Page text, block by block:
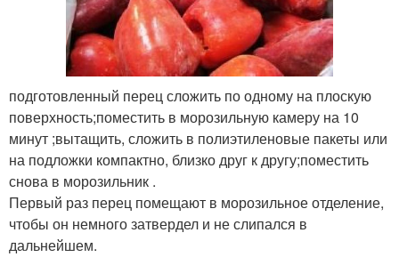
Зеленый перец
Баклажаны для
заморозки
Перец в кастрюле
подготовленный перец сложить по одному на плоскую
поверхность;поместить в морозильную камеру на 10
минут ;вытащить, сложить в полиэтиленовые пакеты или
на подложки компактно, близко друг к другу;поместить
снова в морозильник .
Первый раз перец помещают в морозильное отделение,
чтобы он немного затвердел и не слипался в
дальнейшем.